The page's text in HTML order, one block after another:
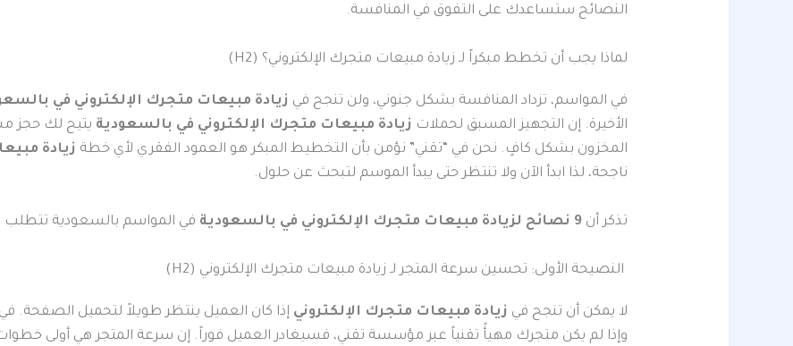
النصائح ستساعدك على التفوق في المنافسة.
لماذا يجب أن تخطط مبكراً لـ زيادة مبيعات متجرك الإلكتروني؟ (H2)
في المواسم، تزداد المنافسة بشكل جنوني، ولن تنجح في زيادة مبيعات متجرك الإلكتروني في
الأخيرة. إن التجهيز المسبق لحملات زيادة مبيعات متجرك الإلكتروني في بالسعودية يتيح لك حجز
المخزون بشكل كافٍ. نحن في “تقني” نؤمن بأن التخطيط المبكر هو العمود الفقري لأي خطة زيادة
ناجحة، لذا ابدأ الآن ولا تنتظر حتى يبدأ الموسم لتبحث عن حلول.
تذكر أن 9 نصائح لزيادة مبيعات متجرك الإلكتروني في بالسعودية في المواسم بالسعودية تتطلب
النصيحة الأولى: تحسين سرعة المتجر لـ زيادة مبيعات متجرك الإلكتروني (H2)
لا يمكن أن تنجح في زيادة مبيعات متجرك الإلكتروني إذا كان العميل ينتظر طويلاً لتحميل الصفحة.
وإذا لم يكن متجرك مهيأً تقنياً عبر مؤسسة تقني، فسيغادر العميل فوراً. إن سرعة المتجر هي أولى